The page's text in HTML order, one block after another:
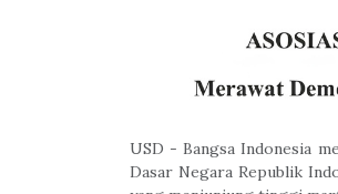
USD - Bangsa Indonesia
Dasar Negara Republik